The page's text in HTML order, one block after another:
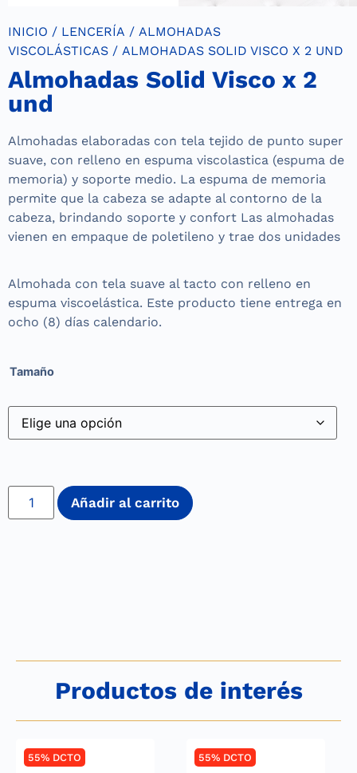
INICIO / LENCERÍA / ALMOHADAS
VISCOLÁSTICAS / ALMOHADAS SOLID VISCO X 2 UND
Almohadas Solid Visco x 2
und
Almohadas elaboradas con tela tejido de punto super
suave, con relleno en espuma viscolastica (espuma de
memoria) y soporte medio. La espuma de memoria
permite que la cabeza se adapte al contorno de la
cabeza, brindando soporte y confort Las almohadas
vienen en empaque de poletileno y trae dos unidades
Almohada con tela suave al tacto con relleno en
espuma viscoelástica. Este producto tiene entrega en
ocho (8) días calendario.
Tamaño
Añadir al carrito
Productos de interés
55% DCTO 55% DCTO